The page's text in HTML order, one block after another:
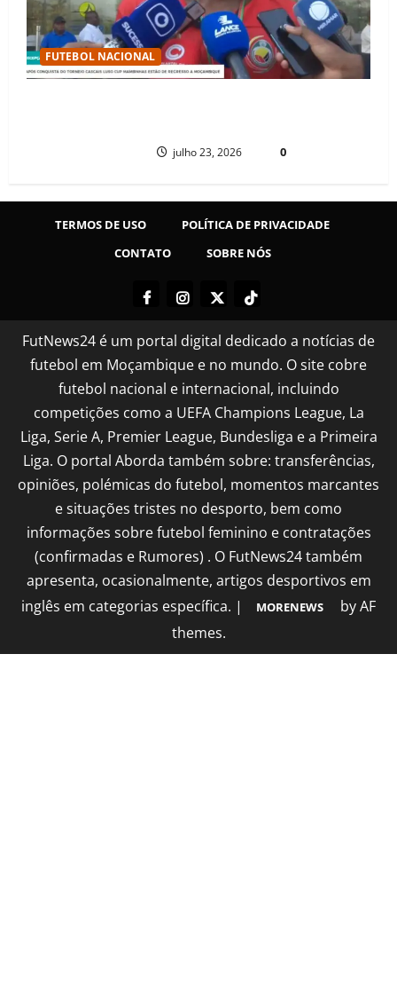
FUTEBOL NACIONAL
julho 23, 2026 0
TERMOS DE USO
POLÍTICA DE PRIVACIDADE
CONTATO
SOBRE NÓS
FutNews24 é um portal digital dedicado a notícias de
futebol em Moçambique e no mundo. O site cobre
futebol nacional e internacional, incluindo
competições como a UEFA Champions League, La
Liga, Serie A, Premier League, Bundesliga e a Primeira
Liga. O portal Aborda também sobre: transferências,
opiniões, polémicas do futebol, momentos marcantes
e situações tristes no desporto, bem como
informações sobre futebol feminino e contratações
(confirmadas e Rumores) . O FutNews24 também
apresenta, ocasionalmente, artigos desportivos em
inglês em categorias específica. | MORENEWS
by AF
themes.